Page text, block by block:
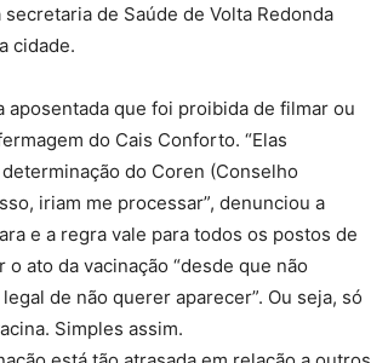
de Saúde de Volta Redonda
cidade.
aposentada que foi proibida de filmar ou
do Cais Conforto. “Elas
do Coren (Conselho
iriam me processar”, denunciou a
e a regra vale para todos os postos de
ato da vacinação “desde que não
de não querer aparecer”. Ou seja, só
Simples assim.